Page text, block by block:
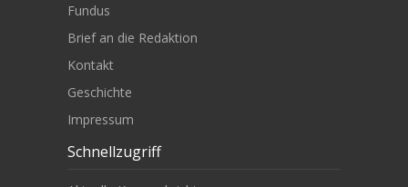
Fundus
Brief an die Redaktion
Kontakt
Geschichte
Impressum
Schnellzugriff